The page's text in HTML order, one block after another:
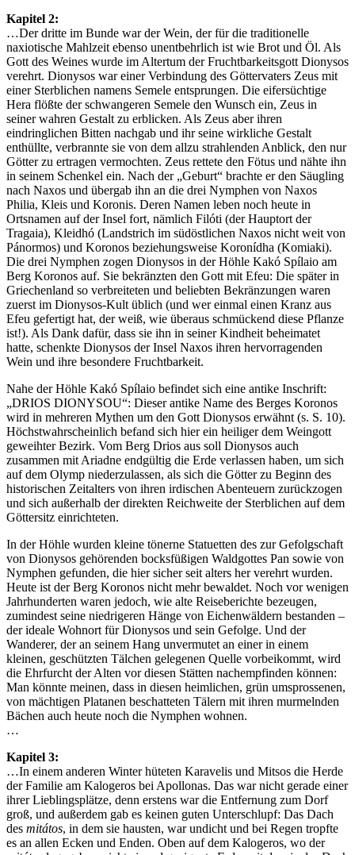
Kapitel 2:
…Der dritte im Bunde war der Wein, der für die traditionelle
naxiotische Mahlzeit ebenso unentbehrlich ist wie Brot und Öl. Als
Gott des Weines wurde im Altertum der Fruchtbarkeitsgott Dionysos
verehrt. Dionysos war einer Verbindung des Göttervaters Zeus mit
einer Sterblichen namens Semele entsprungen. Die eifersüchtige
Hera flößte der schwangeren Semele den Wunsch ein, Zeus in
seiner wahren Gestalt zu erblicken. Als Zeus aber ihren
eindringlichen Bitten nachgab und ihr seine wirkliche Gestalt
enthüllte, verbrannte sie von dem allzu strahlenden Anblick, den nur
Götter zu ertragen vermochten. Zeus rettete den Fötus und nähte ihn
in seinem Schenkel ein. Nach der „Geburt“ brachte er den Säugling
nach Naxos und übergab ihn an die drei Nymphen von Naxos
Philia, Kleis und Koronis. Deren Namen leben noch heute in
Ortsnamen auf der Insel fort, nämlich Filóti (der Hauptort der
Tragaia), Kleidhó (Landstrich im südöstlichen Naxos nicht weit von
Pánormos) und Koronos beziehungsweise Koronídha (Komiaki).
Die drei Nymphen zogen Dionysos in der Höhle Kakó Spílaio am
Berg Koronos auf. Sie bekränzten den Gott mit Efeu: Die später in
Griechenland so verbreiteten und beliebten Bekränzungen waren
zuerst im Dionysos-Kult üblich (und wer einmal einen Kranz aus
Efeu gefertigt hat, der weiß, wie überaus schmückend diese Pflanze
ist!). Als Dank dafür, dass sie ihn in seiner Kindheit beheimatet
hatte, schenkte Dionysos der Insel Naxos ihren hervorragenden
Wein und ihre besondere Fruchtbarkeit.
Nahe der Höhle Kakó Spílaio befindet sich eine antike Inschrift:
„DRIOS DIONYSOU“: Dieser antike Name des Berges Koronos
wird in mehreren Mythen um den Gott Dionysos erwähnt (s. S. 10).
Höchstwahrscheinlich befand sich hier ein heiliger dem Weingott
geweihter Bezirk. Vom Berg Drios aus soll Dionysos auch
zusammen mit Ariadne endgültig die Erde verlassen haben, um sich
auf dem Olymp niederzulassen, als sich die Götter zu Beginn des
historischen Zeitalters von ihren irdischen Abenteuern zurückzogen
und sich außerhalb der direkten Reichweite der Sterblichen auf dem
Göttersitz einrichteten.
In der Höhle wurden kleine tönerne Statuetten des zur Gefolgschaft
von Dionysos gehörenden bocksfüßigen Waldgottes Pan sowie von
Nymphen gefunden, die hier sicher seit alters her verehrt wurden.
Heute ist der Berg Koronos nicht mehr bewaldet. Noch vor wenigen
Jahrhunderten waren jedoch, wie alte Reiseberichte bezeugen,
zumindest seine niedrigeren Hänge von Eichenwäldern bestanden –
der ideale Wohnort für Dionysos und sein Gefolge. Und der
Wanderer, der an seinem Hang unvermutet an einer in einem
kleinen, geschützten Tälchen gelegenen Quelle vorbeikommt, wird
die Ehrfurcht der Alten vor diesen Stätten nachempfinden können:
Man könnte meinen, dass in diesen heimlichen, grün umsprossenen,
von mächtigen Platanen beschatteten Tälern mit ihren murmelnden
Bächen auch heute noch die Nymphen wohnen.
…
Kapitel 3:
…In einem anderen Winter hüteten Karavelis und Mitsos die Herde
der Familie am Kalogeros bei Apollonas. Das war nicht gerade einer
ihrer Lieblingsplätze, denn erstens war die Entfernung zum Dorf
groß, und außerdem gab es keinen guten Unterschlupf: Das Dach
des mitátos, in dem sie hausten, war undicht und bei Regen tropfte
es an allen Ecken und Enden. Oben auf dem Kalogeros, wo der